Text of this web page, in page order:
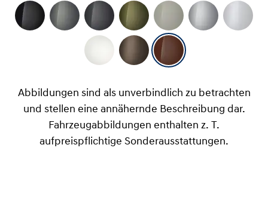
Abbildungen sind als unverbindlich zu betrachten
und stellen eine annähernde Beschreibung dar.
Fahrzeugabbildungen enthalten z. T.
aufpreispflichtige Sonderausstattungen.